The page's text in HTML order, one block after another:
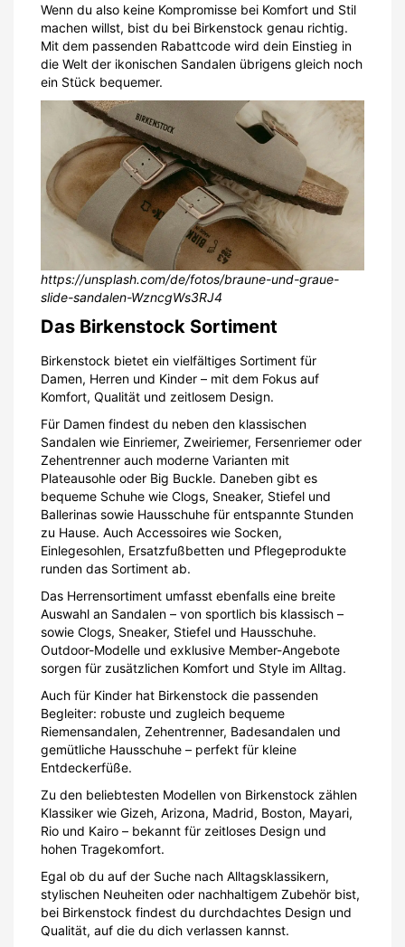
Wenn du also keine Kompromisse bei Komfort und Stil
machen willst, bist du bei Birkenstock genau richtig.
Mit dem passenden Rabattcode wird dein Einstieg in
die Welt der ikonischen Sandalen übrigens gleich noch
ein Stück bequemer.
https://unsplash.com/de/fotos/braune-und-graue-
slide-sandalen-WzncgWs3RJ4
Das Birkenstock Sortiment
Birkenstock bietet ein vielfältiges Sortiment für
Damen, Herren und Kinder – mit dem Fokus auf
Komfort, Qualität und zeitlosem Design.
Für Damen findest du neben den klassischen
Sandalen wie Einriemer, Zweiriemer, Fersenriemer oder
Zehentrenner auch moderne Varianten mit
Plateausohle oder Big Buckle. Daneben gibt es
bequeme Schuhe wie Clogs, Sneaker, Stiefel und
Ballerinas sowie Hausschuhe für entspannte Stunden
zu Hause. Auch Accessoires wie Socken,
Einlegesohlen, Ersatzfußbetten und Pflegeprodukte
runden das Sortiment ab.
Das Herrensortiment umfasst ebenfalls eine breite
Auswahl an Sandalen – von sportlich bis klassisch –
sowie Clogs, Sneaker, Stiefel und Hausschuhe.
Outdoor-Modelle und exklusive Member-Angebote
sorgen für zusätzlichen Komfort und Style im Alltag.
Auch für Kinder hat Birkenstock die passenden
Begleiter: robuste und zugleich bequeme
Riemensandalen, Zehentrenner, Badesandalen und
gemütliche Hausschuhe – perfekt für kleine
Entdeckerfüße.
Zu den beliebtesten Modellen von Birkenstock zählen
Klassiker wie Gizeh, Arizona, Madrid, Boston, Mayari,
Rio und Kairo – bekannt für zeitloses Design und
hohen Tragekomfort.
Egal ob du auf der Suche nach Alltagsklassikern,
stylischen Neuheiten oder nachhaltigem Zubehör bist,
bei Birkenstock findest du durchdachtes Design und
Qualität, auf die du dich verlassen kannst.